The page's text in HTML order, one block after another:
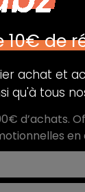
10€ de
achat et
qu'à tous
d’achats.
en